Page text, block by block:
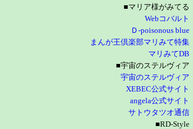
■マリア様がみてる
Webコバルト
Ｄ-poisonous blue
まんが王倶楽部マリみて特集
マリみてDB
■宇宙のステルヴィア
宇宙のステルヴィア
XEBEC公式サイト
angela公式サイト
サトウタツオ通信
■RD-Style